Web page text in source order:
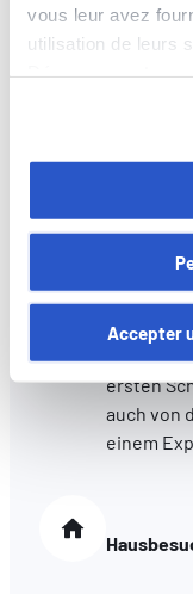
vous leur avez
utilisation de leurs
Vous avez la
moment en
Certains de ces
fonctionnement
cookies utilisés ici,
parties de ce site
accessibles.
Améliorer votre
comprenant
Proposer des
Accepter
und wir
Schritten
Wir
ersten
auch von
einem